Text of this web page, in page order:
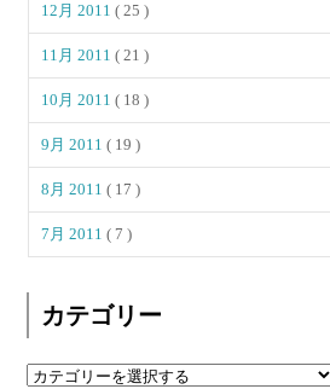
12月 2011( 25 )
11月 2011( 21 )
10月 2011( 18 )
9月 2011( 19 )
8月 2011( 17 )
7月 2011( 7 )
カテゴリー